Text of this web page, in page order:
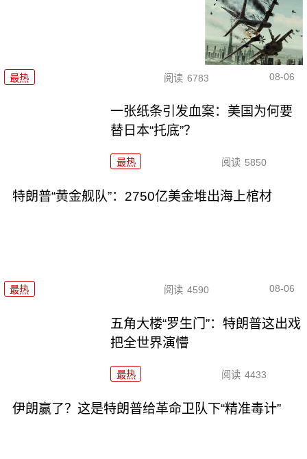
最热 阅读 6783 08-06
一张纸条引发血案：美国为何要
替日本“托底”？
最热 阅读 5850
特朗普“黄金舰队”：2750亿美金堆出海上棺材
最热 阅读 4590 08-06
五角大楼“罗生门”：特朗普这出戏
把全世界演懵
最热 阅读 4433
伊朗赢了？这是特朗普给革命卫队下“精准毒计”